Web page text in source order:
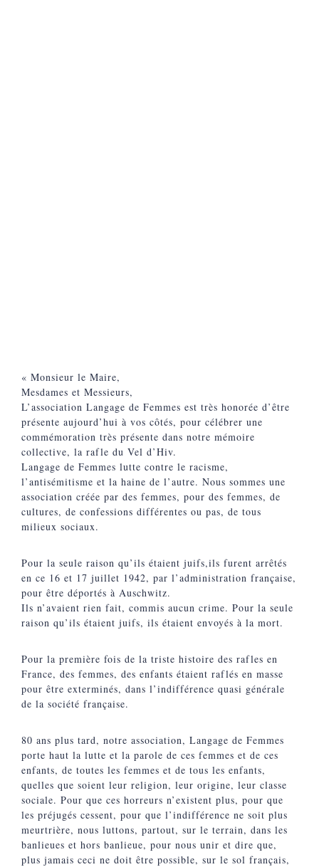
« Monsieur le Maire,
Mesdames et Messieurs,
L’association Langage de Femmes est très honorée d’être
présente aujourd’hui à vos côtés, pour célébrer une
commémoration très présente dans notre mémoire
collective, la rafle du Vel d’Hiv.
Langage de Femmes lutte contre le racisme,
l’antisémitisme et la haine de l’autre. Nous sommes une
association créée par des femmes, pour des femmes, de
cultures, de confessions différentes ou pas, de tous
milieux sociaux.
Pour la seule raison qu’ils étaient juifs,ils furent arrêtés
en ce 16 et 17 juillet 1942, par l’administration française,
pour être déportés à Auschwitz.
Ils n’avaient rien fait, commis aucun crime. Pour la seule
raison qu’ils étaient juifs, ils étaient envoyés à la mort.
Pour la première fois de la triste histoire des rafles en
France, des femmes, des enfants étaient raflés en masse
pour être exterminés, dans l’indifférence quasi générale
de la société française.
80 ans plus tard, notre association, Langage de Femmes
porte haut la lutte et la parole de ces femmes et de ces
enfants, de toutes les femmes et de tous les enfants,
quelles que soient leur religion, leur origine, leur classe
sociale. Pour que ces horreurs n’existent plus, pour que
les préjugés cessent, pour que l’indifférence ne soit plus
meurtrière, nous luttons, partout, sur le terrain, dans les
banlieues et hors banlieue, pour nous unir et dire que,
plus jamais ceci ne doit être possible, sur le sol français,